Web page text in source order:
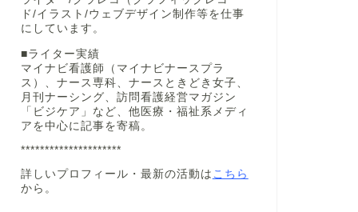
ド/イラスト/ウェブデザイン制作等を仕事
にしています。
■ライター実績
マイナビ看護師（マイナビナースプラ
ス）、ナース専科、ナースときどき女子、
月刊ナーシング、訪問看護経営マガジン
「ビジケア」など、他医療・福祉系メディ
アを中心に記事を寄稿。
*********************
詳しいプロフィール・最新の活動は こちら
から。